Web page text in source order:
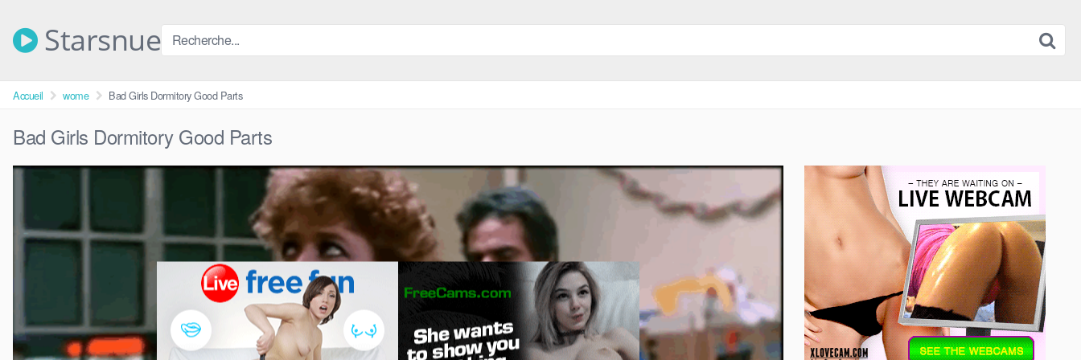
contentStarsnue
Accueil wome Bad Girls Dormitory Good Parts
Bad Girls Dormitory Good Parts